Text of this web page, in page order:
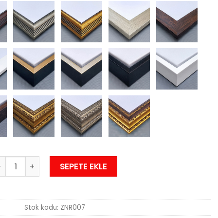
Tablo adet SEPETE EKLE
Stok kodu: ZNR007